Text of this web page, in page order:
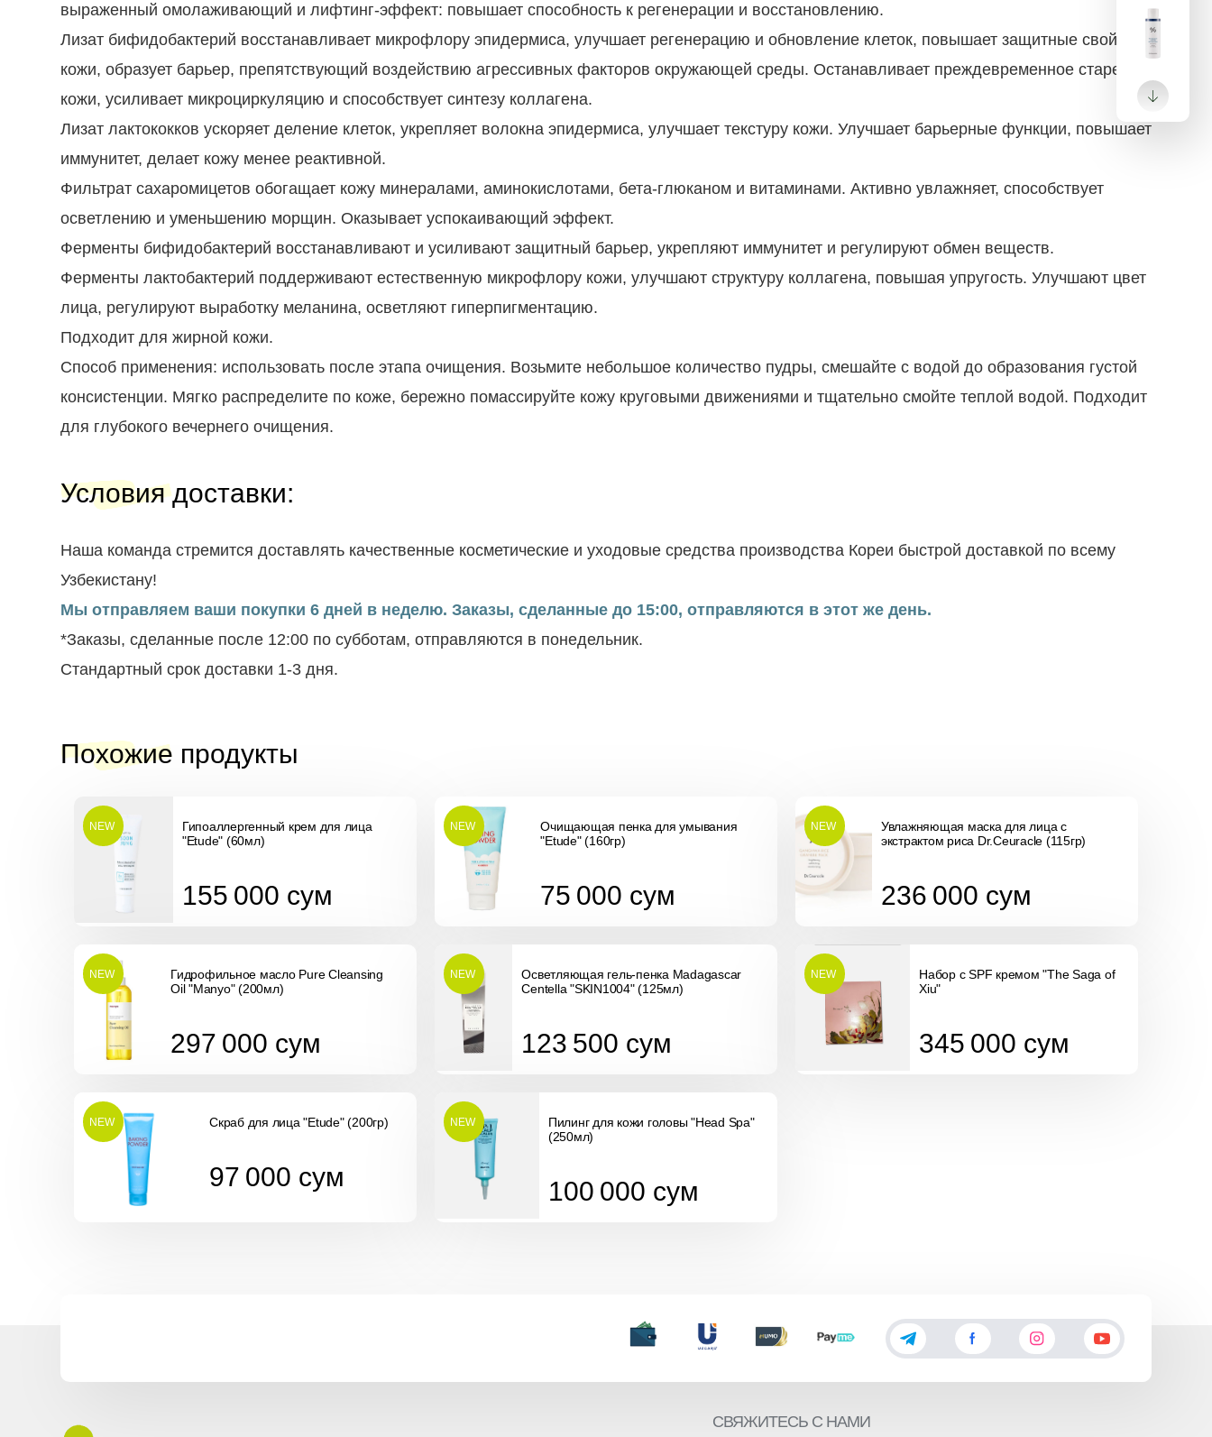
выраженный омолаживающий и лифтинг-эффект: повышает способность к регенерации и восстановлению.
Лизат бифидобактерий восстанавливает микрофлору эпидермиса, улучшает регенерацию и обновление клеток, повышает защитные свойства
кожи, образует барьер, препятствующий воздействию агрессивных факторов окружающей среды. Останавливает преждевременное старение
кожи, усиливает микроциркуляцию и способствует синтезу коллагена.
Лизат лактококков ускоряет деление клеток, укрепляет волокна эпидермиса, улучшает текстуру кожи. Улучшает барьерные функции, повышает
иммунитет, делает кожу менее реактивной.
Фильтрат сахаромицетов обогащает кожу минералами, аминокислотами, бета-глюканом и витаминами. Активно увлажняет, способствует
осветлению и уменьшению морщин. Оказывает успокаивающий эффект.
Ферменты бифидобактерий восстанавливают и усиливают защитный барьер, укрепляют иммунитет и регулируют обмен веществ.
Ферменты лактобактерий поддерживают естественную микрофлору кожи, улучшают структуру коллагена, повышая упругость. Улучшают цвет
лица, регулируют выработку меланина, осветляют гиперпигментацию.
Подходит для жирной кожи.
Способ применения: использовать после этапа очищения. Возьмите небольшое количество пудры, смешайте с водой до образования густой
консистенции. Мягко распределите по коже, бережно помассируйте кожу круговыми движениями и тщательно смойте теплой водой. Подходит
для глубокого вечернего очищения.
Условия доставки:
Наша команда стремится доставлять качественные косметические и уходовые средства производства Кореи быстрой доставкой по всему
Узбекистану!
Мы отправляем ваши покупки 6 дней в неделю. Заказы, сделанные до 15:00, отправляются в этот же день.
*Заказы, сделанные после 12:00 по субботам, отправляются в понедельник.
Стандартный срок доставки 1-3 дня.
Похожие продукты
Гипоаллергенный крем для лица
"Etude" (60мл)
155 000 сум
NEW
Очищающая пенка для умывания
"Etude" (160гр)
75 000 сум
NEW
Увлажняющая маска для лица с
экстрактом риса Dr.Ceuracle (115гр)
236 000 сум
NEW
Гидрофильное масло Pure Cleansing
Oil "Manyo" (200мл)
297 000 сум
NEW
Осветляющая гель-пенка Madagascar
Centella "SKIN1004" (125мл)
123 500 сум
NEW
Набор с SPF кремом "The Saga of
Xiu"
345 000 сум
NEW
Скраб для лица "Etude" (200гр)
97 000 сум
NEW
Пилинг для кожи головы "Head Spa"
(250мл)
100 000 сум
NEW
СВЯЖИТЕСЬ С НАМИ